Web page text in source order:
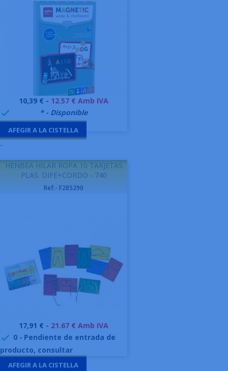
Preu
10,39 € - 12.57 € Amb IVA
 * - Disponible
AFEGIR A LA CISTELLA
-
HENBEA HILAR ROPA 10 TARJETAS
PLAS. DIFE+CORDO - 740
Ref.- F285290
Preu
17,91 € - 21.67 € Amb IVA
 0 - Pendiente de entrada de
producto, consultar
AFEGIR A LA CISTELLA